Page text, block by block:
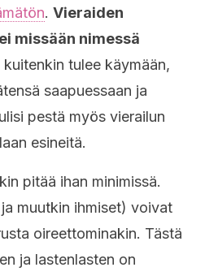
. Vieraiden
missään nimessä
tulee käymään,
saapuessaan ja
pestä myös vierailun
esineitä.
pitää ihan minimissä.
muutkin ihmiset) voivat
oireettominakin. Tästä
ja lastenlasten on